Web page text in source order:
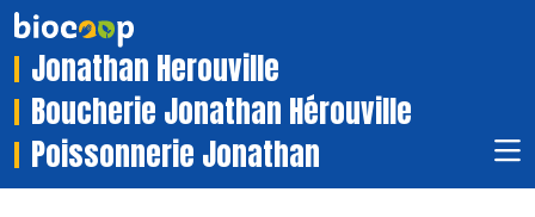
Jonathan Herouville
Boucherie Jonathan Hérouville
Poissonnerie Jonathan